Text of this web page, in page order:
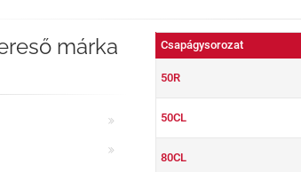
Csapágysorozat
50R
50CL
80CL
márka